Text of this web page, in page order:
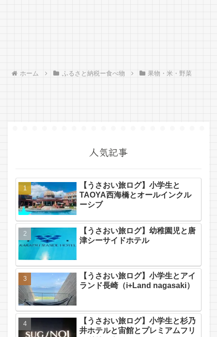
ホーム ふるさと納税ー食べ物 果物・米・野菜
人気記事
【うさおい旅ログ】小学生と
TAOYA西海橋とオールインクル
ーシブ
【うさおい旅ログ】幼稚園児と唐
津シーサイドホテル
【うさおい旅ログ】小学生とアイ
ランド長崎（i+Land nagasaki）
【うさおい旅ログ】小学生と杉乃
井ホテルと宙館とプレミアムフリ